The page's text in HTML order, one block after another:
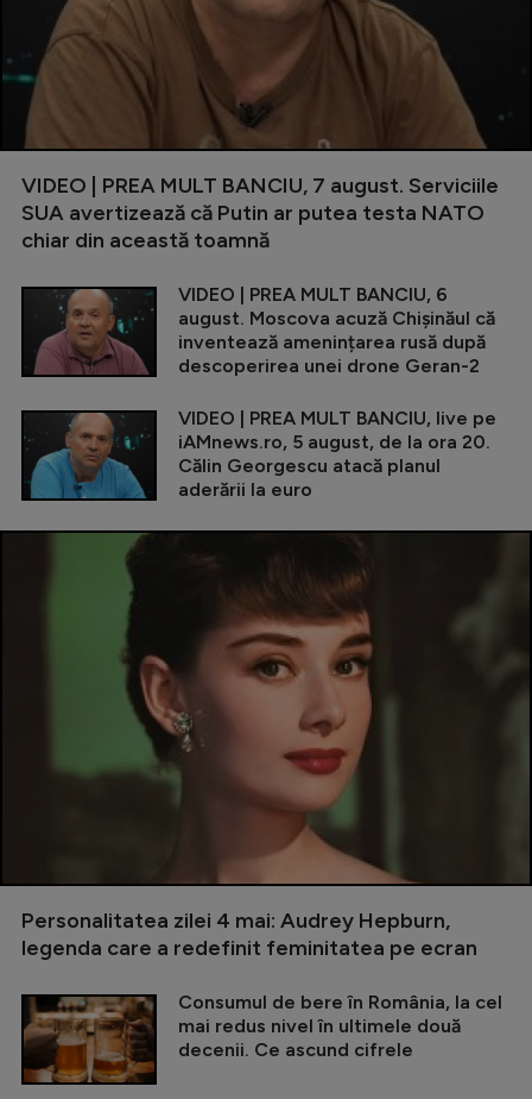
VIDEO | PREA MULT BANCIU, 7 august. Serviciile
SUA avertizează că Putin ar putea testa NATO
chiar din această toamnă
VIDEO | PREA MULT BANCIU, 6
august. Moscova acuză Chișinăul că
inventează amenințarea rusă după
descoperirea unei drone Geran-2
VIDEO | PREA MULT BANCIU, live pe
iAMnews.ro, 5 august, de la ora 20.
Călin Georgescu atacă planul
aderării la euro
Personalitatea zilei 4 mai: Audrey Hepburn,
legenda care a redefinit feminitatea pe ecran
Consumul de bere în România, la cel
mai redus nivel în ultimele două
decenii. Ce ascund cifrele